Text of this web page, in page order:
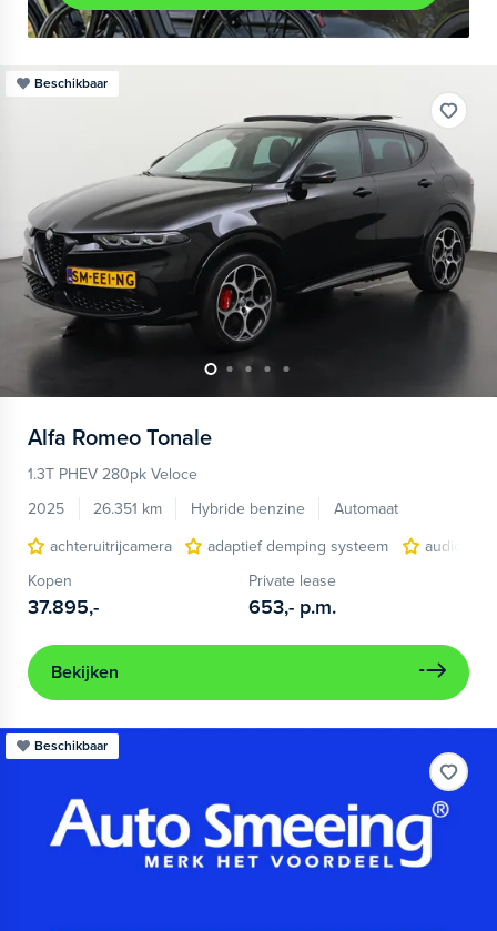
Beschikbaar
Alfa Romeo Tonale
1.3T PHEV 280pk Veloce
2025
26.351 km Hybride benzine
Automaat
achteruitrijcamera
adaptief demping systeem
audio
Kopen
37.895,-
Private lease
653,- p.m.
Bekijken
Beschikbaar